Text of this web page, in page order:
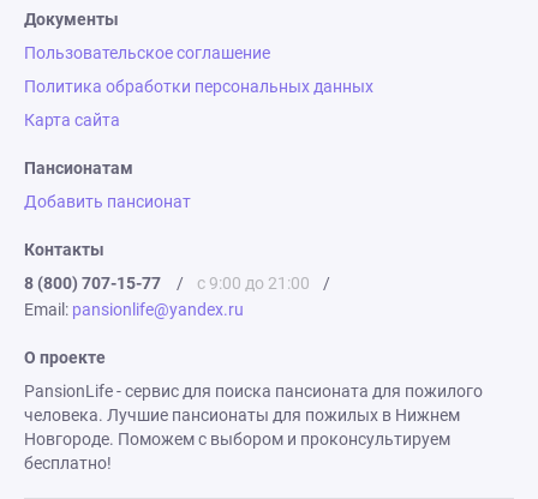
Документы
Пользовательское соглашение
Политика обработки персональных данных
Карта сайта
Пансионатам
Добавить пансионат
Контакты
8 (800) 707-15-77
/ с 9:00 до 21:00
/
Email: pansionlife@yandex.ru
О проекте
PansionLife - сервис для поиска пансионата для пожилого
человека. Лучшие пансионаты для пожилых в Нижнем
Новгороде. Поможем с выбором и проконсультируем
бесплатно!